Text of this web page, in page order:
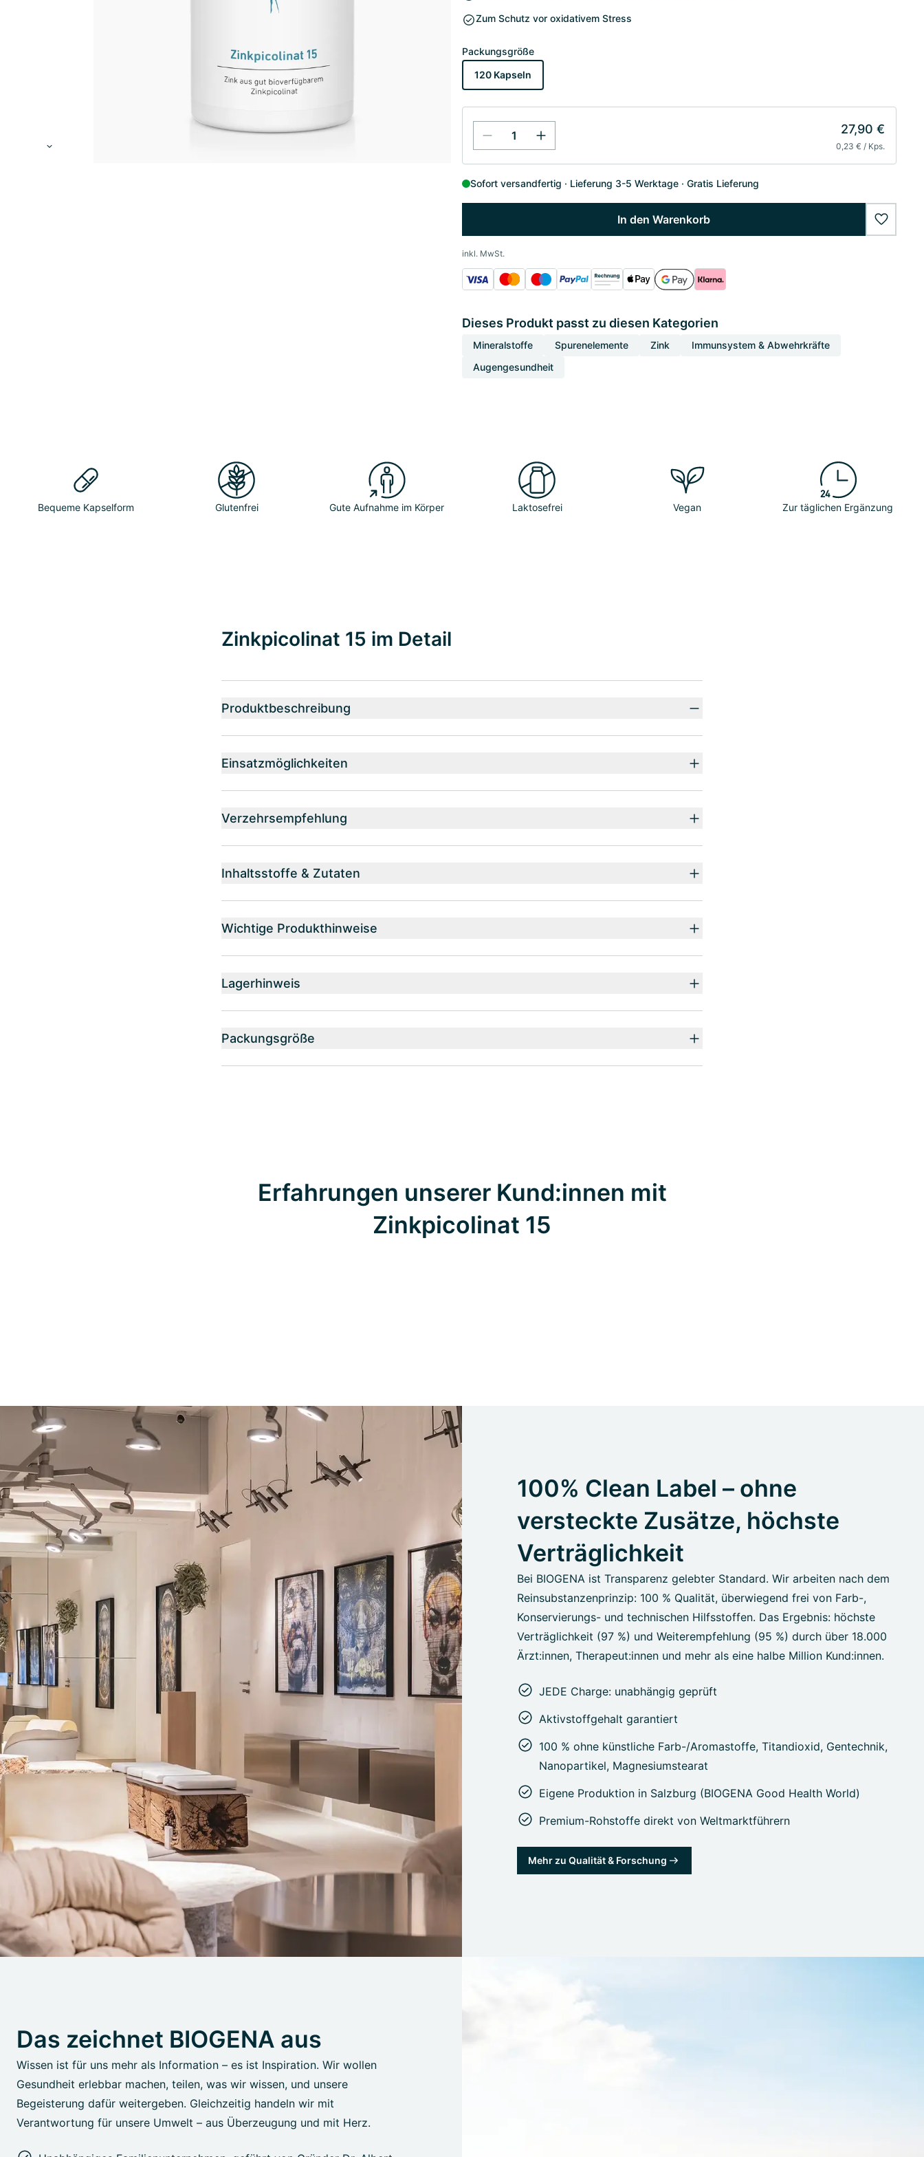
Zum Schutz vor oxidativem Stress
Packungsgröße
120 Kapseln
27,90 €
0,23 € / Kps.
Sofort versandfertig Lieferung 3-5 Werktage Gratis Lieferung
In den Warenkorb
inkl. MwSt.
Dieses Produkt passt zu diesen Kategorien
Mineralstoffe Spurenelemente Zink
Immunsystem & Abwehrkräfte
Augengesundheit
Bequeme Kapselform Glutenfrei Gute Aufnahme im Körper Laktosefrei Vegan Zur täglichen Ergänzung
Zinkpicolinat 15 im Detail
Produktbeschreibung
Einsatzmöglichkeiten
Verzehrsempfehlung
Inhaltsstoffe & Zutaten
Wichtige Produkthinweise
Lagerhinweis
Packungsgröße
Erfahrungen unserer Kund:innen mit
Zinkpicolinat 15
100% Clean Label – ohne
versteckte Zusätze, höchste
Verträglichkeit
Bei BIOGENA ist Transparenz gelebter Standard. Wir arbeiten nach dem
Reinsubstanzenprinzip: 100 % Qualität, überwiegend frei von Farb-,
Konservierungs- und technischen Hilfsstoffen. Das Ergebnis: höchste
Verträglichkeit (97 %) und Weiterempfehlung (95 %) durch über 18.000
Ärzt:innen, Therapeut:innen und mehr als eine halbe Million Kund:innen.
JEDE Charge: unabhängig geprüft
Aktivstoffgehalt garantiert
100 % ohne künstliche Farb-/Aromastoffe, Titandioxid, Gentechnik,
Nanopartikel, Magnesiumstearat
Eigene Produktion in Salzburg (BIOGENA Good Health World)
Premium-Rohstoffe direkt von Weltmarktführern
Mehr zu Qualität & Forschung
Das zeichnet BIOGENA aus
Wissen ist für uns mehr als Information – es ist Inspiration. Wir wollen
Gesundheit erlebbar machen, teilen, was wir wissen, und unsere
Begeisterung dafür weitergeben. Gleichzeitig handeln wir mit
Verantwortung für unsere Umwelt – aus Überzeugung und mit Herz.